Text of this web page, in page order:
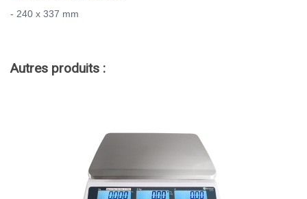
- 240 x 337 mm
Autres produits :